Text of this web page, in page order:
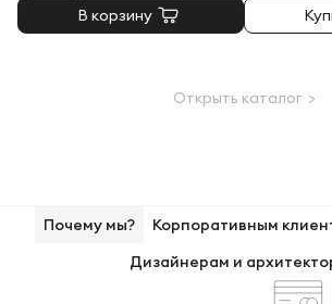
В корзину
Открыть каталог >
Почему мы? Корпоративным
Дизайнерам и